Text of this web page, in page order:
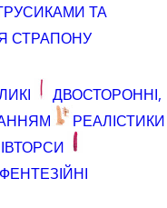
ТА
СТРАПОНУ
ДВОСТОРОННІ,
РЕАЛІСТИКИ
ФЕНТЕЗІЙНІ